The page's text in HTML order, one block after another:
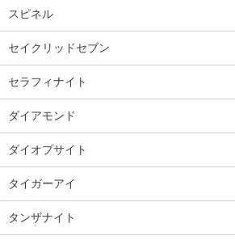
スピネル
セイクリッドセブン
セラフィナイト
ダイアモンド
ダイオプサイト
タイガーアイ
タンザナイト